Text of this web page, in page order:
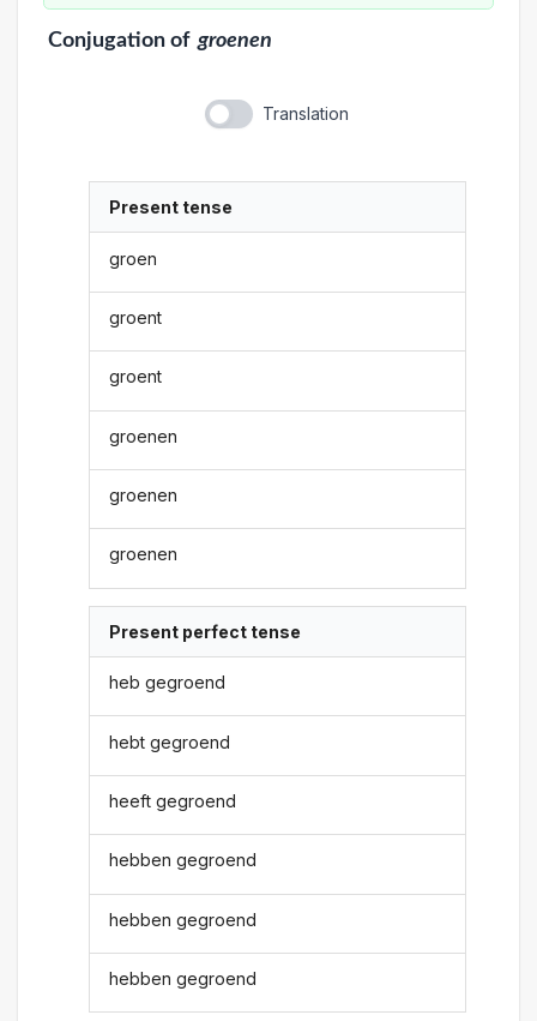
Conjugationof groenen
Translation
Present tense
groen
groent
groent
groenen
groenen
groenen
Present perfect tense
heb gegroend
hebt gegroend
heeft gegroend
hebben gegroend
hebben gegroend
hebben gegroend